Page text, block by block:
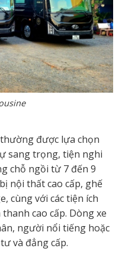
được lựa chọn
sang trọng, tiện nghi
chỗ ngồi từ 7 đến 9
nội thất cao cấp, ghế
cùng với các tiện ích
cao cấp. Dòng xe
người nổi tiếng hoặc
và đẳng cấp.